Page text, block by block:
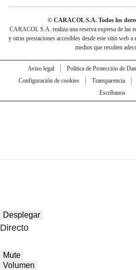
© CARACOL S.A. Todos los
CARACOL S.A. realiza una reserva expresa de las
y otras prestaciones accesibles desde este sitio web
medios que resulten
Aviso legal Política de Protección de
Configuración de cookies
Transparencia
Escríbanos
Desplegar
Directo
Mute
Volumen